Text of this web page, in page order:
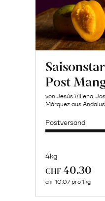
Post
von Jesús Villena,
Márquez aus
Postversand
4kg
CHF 40.30
CHF 10.07 pro 1kg